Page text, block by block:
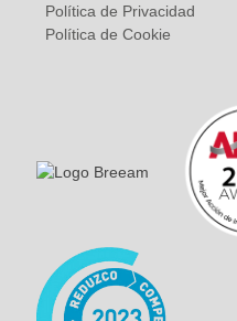
Política de Privacidad
Política de Cookie